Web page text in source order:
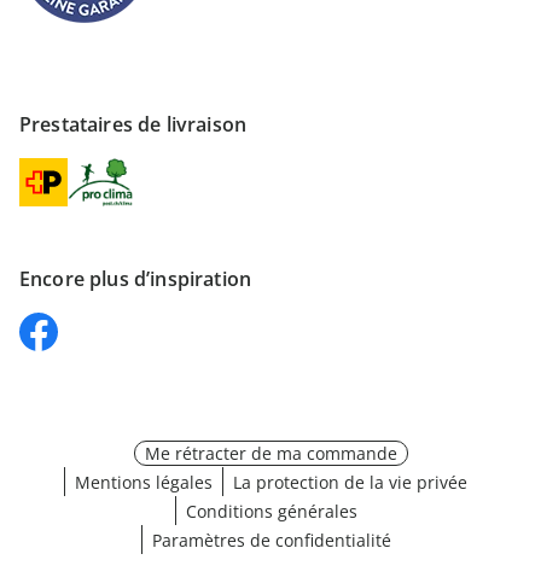
Prestataires de livraison
Encore plus d’inspiration
Me rétracter de ma commande
Mentions légales
La protection de la vie privée
Conditions générales
Paramètres de confidentialité